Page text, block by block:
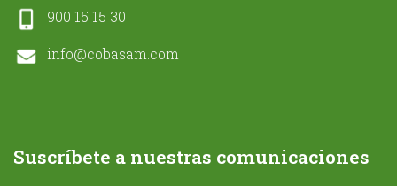
900 15 15 30
info@cobasam.com
Suscríbete a nuestras comunicaciones